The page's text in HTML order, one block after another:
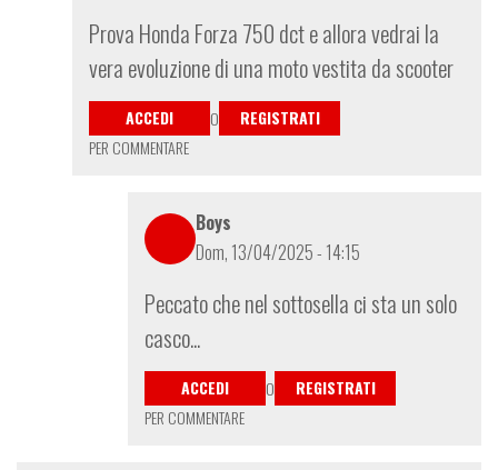
In
a
%AutoEntityLabel:
a0990a90-
f73d-
0fa4c740e93e%
Prova Honda Forza 750 dct e allora vedrai la
vera evoluzione di una moto vestita da scooter
ACCEDI O
REGISTRATI
PER COMMENTARE
Boys
Dom, 13/04/2025 - 14:15
In
a
%AutoEntityLabel:
7779ee30-
4128-
Peccato che nel sottosella ci sta un solo
casco...
ACCEDI O
REGISTRATI
PER COMMENTARE